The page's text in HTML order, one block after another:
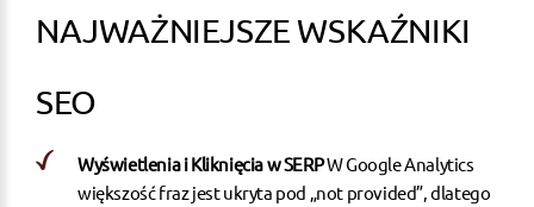
NAJWAŻNIEJSZE WSKAŹNIKI
SEO
Wyświetlenia i Kliknięcia w SERPW Google Analytics
większość fraz jestukryta pod „not provided” , dlatego